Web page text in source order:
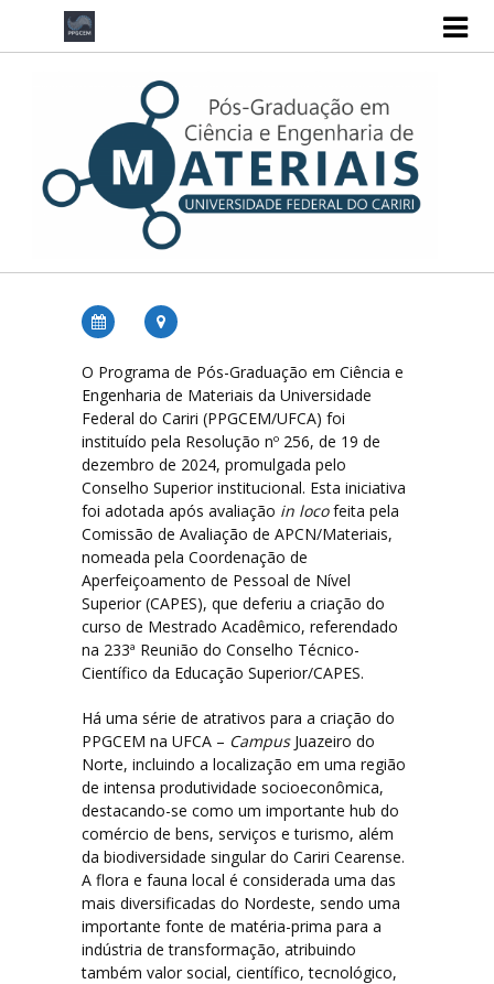
Área de Concentração e Linhas de Pesquisa
Corpo Docente
Processos Seletivos
Processo Seletivo 2026
Processo Seletivo 2025
Documentos
Regimento Interno
Calendário Acadêmico
Disciplinas do Currículo
O Programa de Pós-Graduação em Ciência e
Engenharia de Materiais da Universidade
Federal do Cariri (PPGCEM/UFCA) foi
instituído pela Resolução nº 256, de 19 de
dezembro de 2024, promulgada pelo
Conselho Superior institucional. Esta iniciativa
foi adotada após avaliação in locofeita pela
Comissão de Avaliação de APCN/Materiais,
nomeada pela Coordenação de
Aperfeiçoamento de Pessoal de Nível
Superior (CAPES), que deferiu a criação do
curso de Mestrado Acadêmico, referendado
na 233ª Reunião do Conselho Técnico-
Científico da Educação Superior/CAPES.
Há uma série de atrativos para a criação do
PPGCEM na UFCA – CampusJuazeiro do
Norte, incluindo a localização em uma região
de intensa produtividade socioeconômica,
destacando-se como um importante hub do
comércio de bens, serviços e turismo, além
da biodiversidade singular do Cariri Cearense.
A flora e fauna local é considerada uma das
mais diversificadas do Nordeste, sendo uma
importante fonte de matéria-prima para a
indústria de transformação, atribuindo
também valor social, científico, tecnológico,